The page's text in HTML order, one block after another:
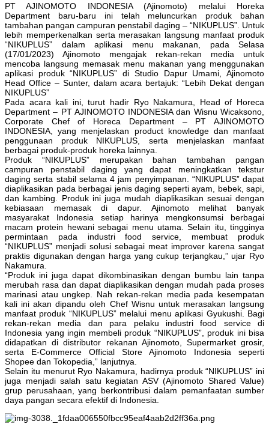
PT AJINOMOTO INDONESIA (Ajinomoto) melalui Horeka
Department baru-baru ini telah meluncurkan produk bahan
tambahan pangan campuran penstabil daging – “NIKUPLUS”. Untuk
lebih memperkenalkan serta merasakan langsung manfaat produk
“NIKUPLUS” dalam aplikasi menu makanan, pada Selasa
(17/01/2023) Ajinomoto mengajak rekan-rekan media untuk
mencoba langsung memasak menu makanan yang menggunakan
aplikasi produk “NIKUPLUS” di Studio Dapur Umami, Ajinomoto
Head Office – Sunter, dalam acara bertajuk: “Lebih Dekat dengan
NIKUPLUS”
Pada acara kali ini, turut hadir Ryo Nakamura, Head of Horeca
Department – PT AJINOMOTO INDONESIA dan Wisnu Wicaksono,
Corporate Chef of Horeca Department – PT AJINOMOTO
INDONESIA, yang menjelaskan product knowledge dan manfaat
penggunaan produk NIKUPLUS, serta menjelaskan manfaat
berbagai produk-produk horeka lainnya.
Produk “NIKUPLUS” merupakan bahan tambahan pangan
campuran penstabil daging yang dapat meningkatkan tekstur
daging serta stabil selama 4 jam penyimpanan. “NIKUPLUS” dapat
diaplikasikan pada berbagai jenis daging seperti ayam, bebek, sapi,
dan kambing. Produk ini juga mudah diaplikasikan sesuai dengan
kebiasaan memasak di dapur. Ajinomoto melihat banyak
masyarakat Indonesia setiap harinya mengkonsumsi berbagai
macam protein hewani sebagai menu utama. Selain itu, tingginya
permintaan pada industri food service, membuat produk
“NIKUPLUS” menjadi solusi sebagai meat improver karena sangat
praktis digunakan dengan harga yang cukup terjangkau,” ujar Ryo
Nakamura.
“Produk ini juga dapat dikombinasikan dengan bumbu lain tanpa
merubah rasa dan dapat diaplikasikan dengan mudah pada proses
marinasi atau ungkep. Nah rekan-rekan media pada kesempatan
kali ini akan dipandu oleh Chef Wisnu untuk merasakan langsung
manfaat produk “NIKUPLUS” melalui menu aplikasi Gyukushi. Bagi
rekan-rekan media dan para pelaku industri food service di
Indonesia yang ingin membeli produk “NIKUPLUS”, produk ini bisa
didapatkan di distributor rekanan Ajinomoto, Supermarket grosir,
serta E-Commerce Official Store Ajinomoto Indonesia seperti
Shopee dan Tokopedia,” lanjutnya.
Selain itu menurut Ryo Nakamura, hadirnya produk “NIKUPLUS” ini
juga menjadi salah satu kegiatan ASV (Ajinomoto Shared Value)
grup perusahaan, yang berkontribusi dalam pemanfaatan sumber
daya pangan secara efektif di Indonesia.